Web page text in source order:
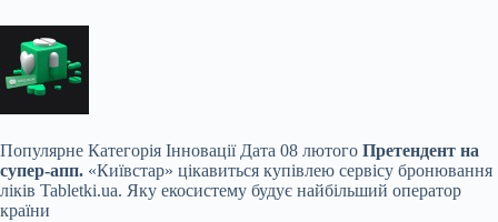
Популярне Категорія Інновації Дата 08 лютого Претендент на
супер-апп. «Київстар» цікавиться купівлею сервісу бронювання
ліків Tabletki.ua. Яку екосистему будує найбільший оператор
країни